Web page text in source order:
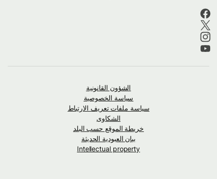
الشؤون القانونية
سياسة الخصوصية
سياسة ملفات تعريف الارتباط
الشكاوى
خريطة الموقع حسب البلد
بيان العبودية الحديثة
Intellectual property